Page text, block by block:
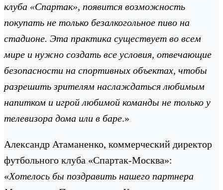
клуба «Спартак», появится возможность
покупать не только безалкогольное пиво на
стадионе. Эта практика существует во всем
мире и нужно создать все условия, отвечающие
безопасности на спортивных объектах, чтобы
разрешить зрителям наслаждаться любимым
напитком и игрой любимой команды не только у
телевизора дома или в баре.»
Александр Атаманенко, коммерческий директор
футбольного клуба «Спартак-Москва»:
«Хотелось бы поздравить нашего партнера